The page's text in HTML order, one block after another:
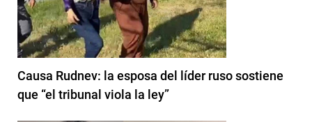
Causa Rudnev: la esposa del líder ruso sostiene
que “el tribunal viola la ley”